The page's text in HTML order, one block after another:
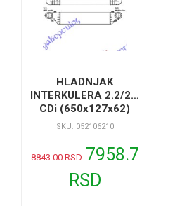
HLADNJAK
INTERKULERA 2.2/2.7
CDi (650x127x62)
SKU: 052106210
8843.00 RSD 7958.7
RSD